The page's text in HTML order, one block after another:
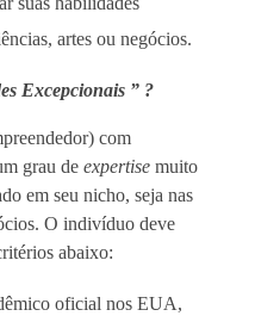
artes ou negócios.
Excepcionais ” ?
com
grau de expertise muito
em seu nicho, seja nas
O indivíduo deve
abaixo:
oficial nos EUA,